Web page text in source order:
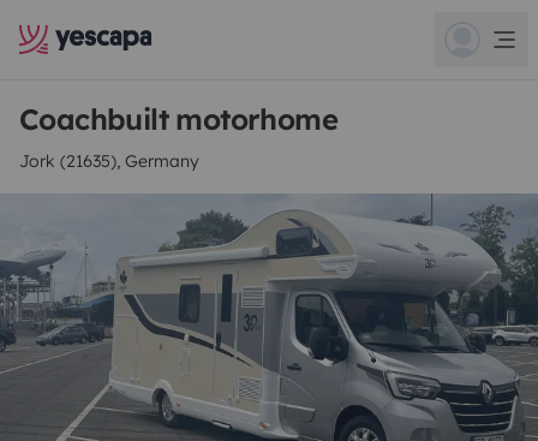
Coachbuilt motorhome
Jork (21635), Germany